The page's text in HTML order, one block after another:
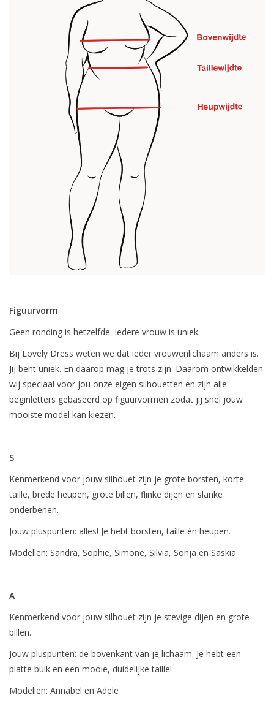
Figuurvorm
Geen ronding is hetzelfde. Iedere vrouw is uniek.
Bij Lovely Dress weten we dat ieder vrouwenlichaam anders is.
Jij bent uniek. En daarop mag je trots zijn. Daarom ontwikkelden
wij speciaal voor jou onze eigen silhouetten en zijn alle
beginletters gebaseerd op figuurvormen zodat jij snel jouw
mooiste model kan kiezen.
S
Kenmerkend voor jouw silhouet zijn je grote borsten, korte
taille, brede heupen, grote billen, flinke dijen en slanke
onderbenen.
Jouw pluspunten: alles! Je hebt borsten, taille én heupen.
Modellen: Sandra, Sophie, Simone, Silvia, Sonja en Saskia
A
Kenmerkend voor jouw silhouet zijn je stevige dijen en grote
billen.
Jouw pluspunten: de bovenkant van je lichaam. Je hebt een
platte buik en een mooie, duidelijke taille!
Modellen: Annabel en Adele